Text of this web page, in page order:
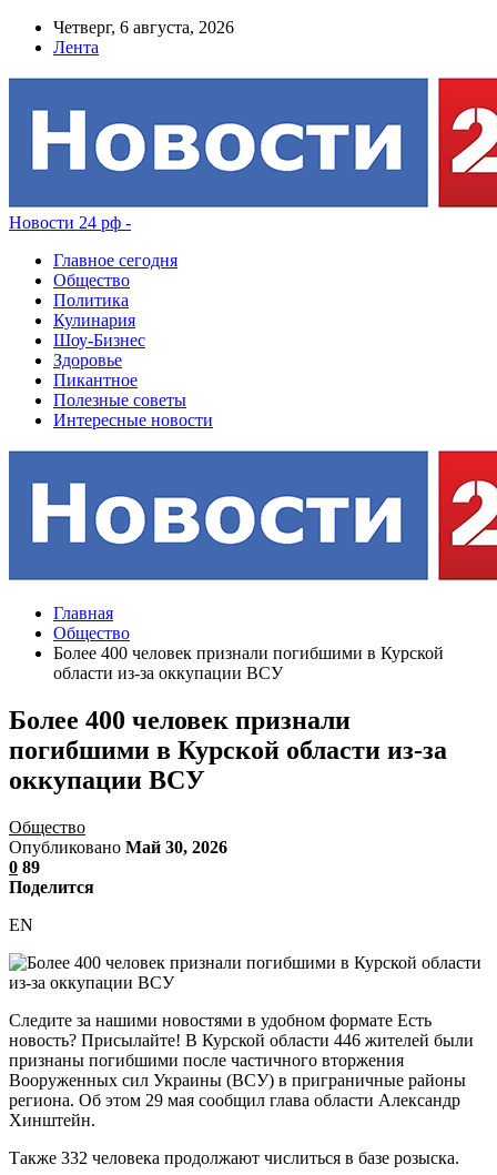
Четверг, 6 августа, 2026
Лента
Новости 24 рф -
Главное сегодня
Общество
Политика
Кулинария
Шоу-Бизнес
Здоровье
Пикантное
Полезные советы
Интересные новости
Главная
Общество
Более 400 человек признали погибшими в Курской
области из-за оккупации ВСУ
Более 400 человек признали
погибшими в Курской области из-за
оккупации ВСУ
Общество
Опубликовано Май 30, 2026
0 89
Поделится
EN
Следите за нашими новостями в удобном формате Есть
новость? Присылайте! В Курской области 446 жителей были
признаны погибшими после частичного вторжения
Вооруженных сил Украины (ВСУ) в приграничные районы
региона. Об этом 29 мая сообщил глава области Александр
Хинштейн.
Также 332 человека продолжают числиться в базе розыска.